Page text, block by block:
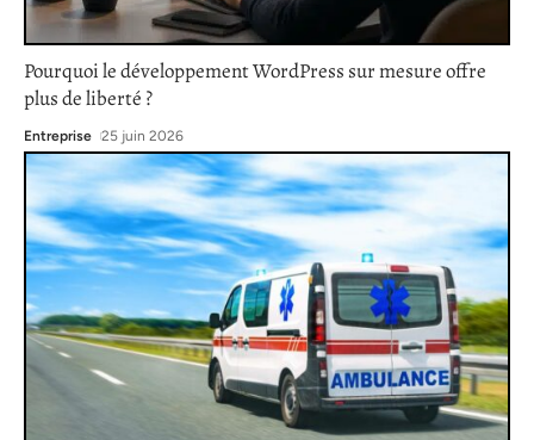
Pourquoi le développement WordPress sur mesure offre
plus de liberté ?
Entreprise 25 juin 2026